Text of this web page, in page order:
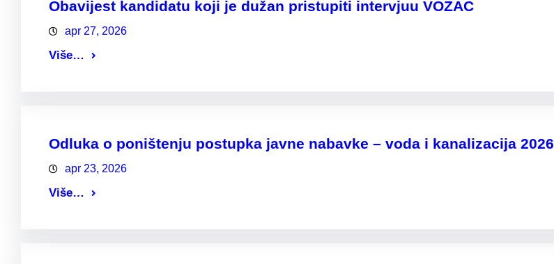
Obavijest kandidatu koji je dužan pristupiti intervjuu VOZAČ
apr 27, 2026
Više…
Odluka o poništenju postupka javne nabavke – voda i kanalizacija 2026
apr 23, 2026
Više…